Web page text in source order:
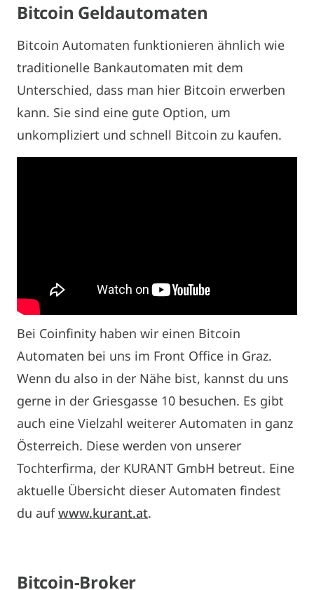
Bitcoin Geldautomaten
Bitcoin Automaten funktionieren ähnlich wie
traditionelle Bankautomaten mit dem
Unterschied, dass man hier Bitcoin erwerben
kann. Sie sind eine gute Option, um
unkompliziert und schnell Bitcoin zu kaufen.
Bei Coinfinity haben wir einen Bitcoin
Automaten bei uns im Front Office in Graz.
Wenn du also in der Nähe bist, kannst du uns
gerne in der Griesgasse 10 besuchen. Es gibt
auch eine Vielzahl weiterer Automaten in ganz
Österreich. Diese werden von unserer
Tochterfirma, der KURANT GmbH betreut. Eine
aktuelle Übersicht dieser Automaten findest
du aufwww.kurant.at.
Bitcoin-Broker